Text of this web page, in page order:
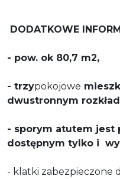
DODATKOWE
- pow. ok 80,7 m2,
- trzypokojowe
dwustronnym
- sporym atutem jest
dostępnym tylko i
- klatki zabezpieczone